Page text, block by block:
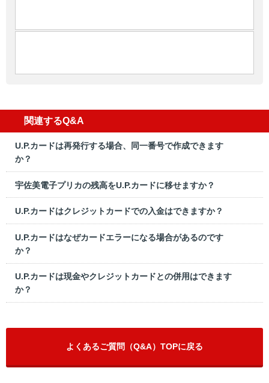
関連するQ&A
U.P.カードは再発行する場合、同一番号で作成できます
か？
宇佐美電子プリカの残高をU.P.カードに移せますか？
U.P.カードはクレジットカードでの入金はできますか？
U.P.カードはなぜカードエラーになる場合があるのです
か？
U.P.カードは現金やクレジットカードとの併用はできます
か？
よくあるご質問（Q&A）TOPに戻る